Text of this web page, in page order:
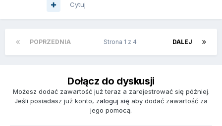
Cytuj
POPRZEDNIA DALEJ
Strona 1 z 4
Dołącz do dyskusji
Możesz dodać zawartość już teraz a zarejestrować się później.
Jeśli posiadasz już konto, zaloguj się aby dodać zawartość za
jego pomocą.